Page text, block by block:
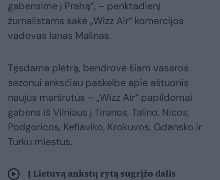
gabensime į Prahą“, – penktadienį
žurnalistams sakė „Wizz Air“ komercijos
vadovas Ianas Malinas.
Tęsdama plėtrą, bendrovė šiam vasaros
sezonui anksčiau paskelbė apie aštuonis
naujus maršrutus – „Wizz Air“ papildomai
gabens iš Vilniaus į Tiranos, Talino, Nicos,
Podgoricos, Keflaviko, Krokuvos, Gdansko ir
Turku miestus.
Į Lietuvą ankstų rytą sugrįžo dalis